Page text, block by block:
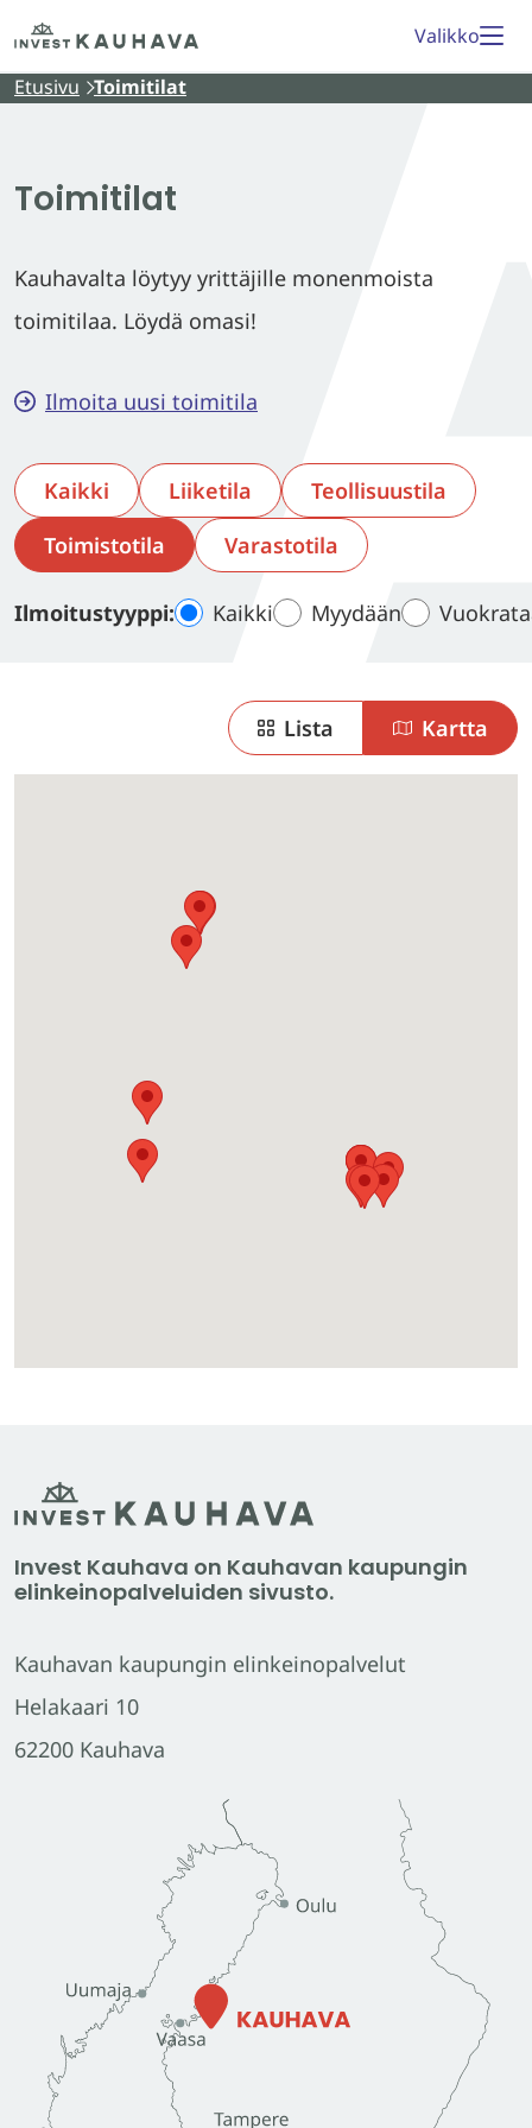
Siirry
Etusivu
Valikko
Etusivu Toimitilat
Toimitilat
Kauhavalta löytyy yrittäjille monenmoista
toimitilaa. Löydä omasi!
Ilmoita uusi toimitila
Kaikki Liiketila
Teollisuustila
Toimistotila
Varastotila
Ilmoitustyyppi: Kaikki Myydään
Lista Kartta
Invest Kauhava on Kauhavan kaupungin
elinkeinopalveluiden sivusto.
Kauhavan kaupungin elinkeinopalvelut
Helakaari 10
62200 Kauhava